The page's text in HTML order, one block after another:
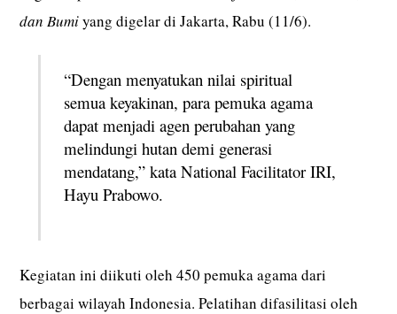
dan Bumiyang digelar di Jakarta, Rabu (11/6).
“Dengan menyatukan nilai spiritual
semua keyakinan, para pemuka agama
dapat menjadi agen perubahan yang
melindungi hutan demi generasi
mendatang,” kata National Facilitator IRI,
Hayu Prabowo.
Kegiatan ini diikuti oleh 450 pemuka agama dari
berbagai wilayah Indonesia. Pelatihan difasilitasi oleh